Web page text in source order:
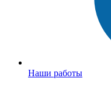
Наши работы